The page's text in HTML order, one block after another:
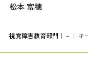
松本 富穂
視覚障害教育部門 ｜－｜ キ